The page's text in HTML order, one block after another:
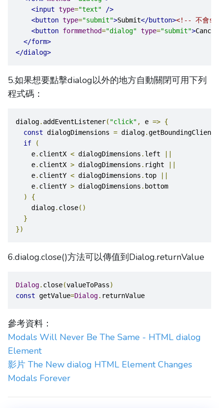
<input type="text"
/>
<button type="submit">Submit</button><!-- 不會
<button formmethod="dialog" type="submit">Cancel
</form>
</dialog>
5.如果想要點擊dialog以外的地方自動關閉可用下列
程式碼：
dialog. addEventListener( "click" , e => {
const dialogDimensions = dialog.
if
(
    e
. clientX < dialogDimensions . left
    e
. clientX > dialogDimensions . right
    e
. clientY < dialogDimensions .top
    e
. clientY > dialogDimensions . bottom
)
{
    dialog
. close()
}
})
6.dialog.close()方法可以傳值到Dialog.returnValue
Dialog. close(valueToPass)
const getValue=Dialog. returnValue
參考資料：
Modals Will Never Be The Same - HTML dialog
Element
影片 The New dialog HTML Element Changes
Modals Forever